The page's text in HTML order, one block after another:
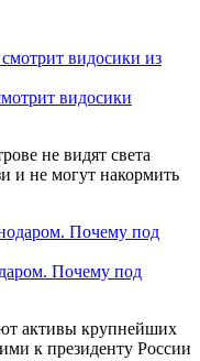
видосики
не видят света
и не могут накормить
Почему под
активы крупнейших
к президенту России